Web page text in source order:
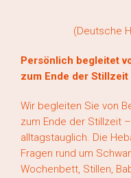
(Deutsche
Persönlich begleitet
zum Ende der Stillzeit
Wir begleiten Sie von
zum Ende der Stillzeit
alltagstauglich. Die
Fragen rund um
Wochenbett, Stillen,